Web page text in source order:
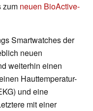
zum neuen BioActive-
Smartwatches der
neuen
weiterhin einen
Hauttemperatur-
und eine
mit einer